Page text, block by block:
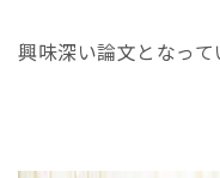
興味深い論文となって